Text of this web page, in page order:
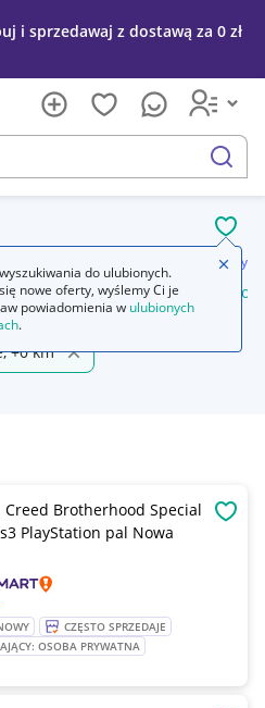
i sprzedawaj z dostawą za 0 zł
szukaj
Gry
ps4 karty do gry gry
+0 km
Creed Brotherhood Special
PlayStation pal Nowa
CZĘSTO SPRZEDAJE
OSOBA PRYWATNA
do ulubionych.
nowe oferty, wyślemy Ci je
powiadomienia w ulubionych
.